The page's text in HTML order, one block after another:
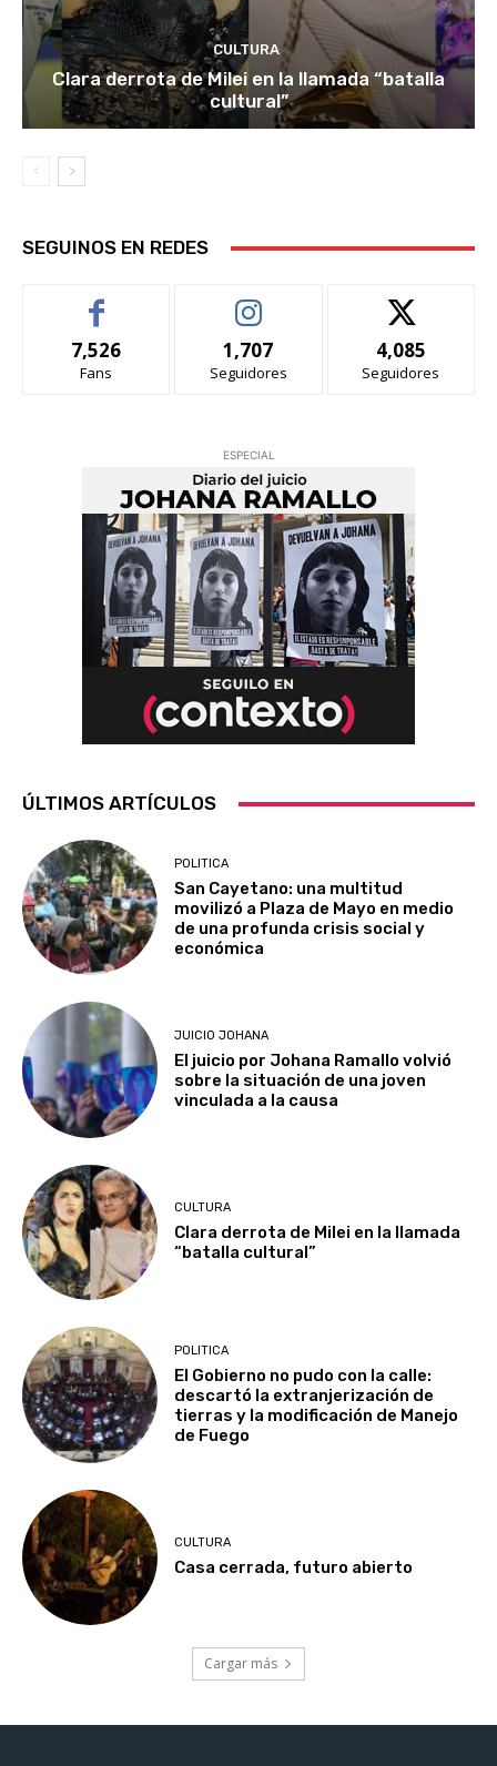
CULTURA
Clara derrota de Milei en la llamada “batalla
cultural”
SEGUINOS EN REDES
7,526
Fans
1,707
Seguidores
4,085
Seguidores
ESPECIAL
ÚLTIMOS ARTÍCULOS
POLITICA
San Cayetano: una multitud
movilizó a Plaza de Mayo en medio
de una profunda crisis social y
económica
JUICIO JOHANA
El juicio por Johana Ramallo volvió
sobre la situación de una joven
vinculada a la causa
CULTURA
Clara derrota de Milei en la llamada
“batalla cultural”
POLITICA
El Gobierno no pudo con la calle:
descartó la extranjerización de
tierras y la modificación de Manejo
de Fuego
CULTURA
Casa cerrada, futuro abierto
Cargar más